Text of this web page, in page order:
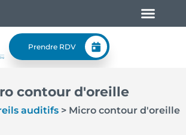
Prendre RDV
contour d'oreille
auditifs> Micro contour d'oreille